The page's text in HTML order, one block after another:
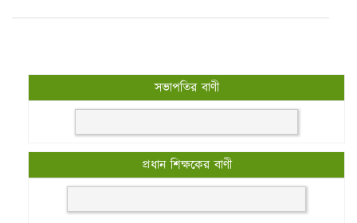
সভাপতির বাণী
প্রধান শিক্ষকের বাণী